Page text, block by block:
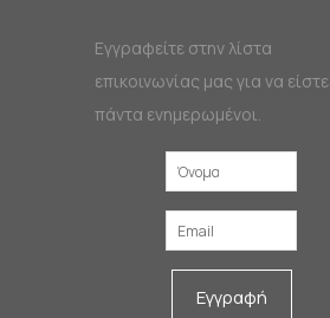
Εγγραφείτε στην λίστα
επικοινωνίας μας για να είστε
πάντα ενημερωμένοι.
Εγγραφή